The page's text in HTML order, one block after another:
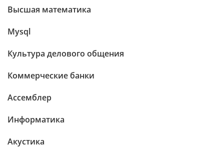
Высшая математика
Mysql
Культура делового общения
Коммерческие банки
Ассемблер
Информатика
Акустика